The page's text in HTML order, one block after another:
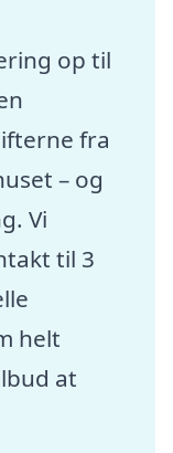
op til
fra
– og
Vi
til 3
helt
at